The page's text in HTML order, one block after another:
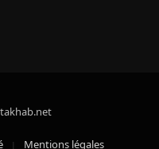
Mentions légales